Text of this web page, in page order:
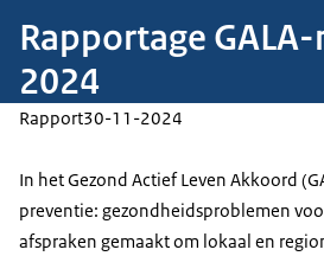
Rapportage
2024
Rapport30-11-2024
In het Gezond Actief Leven Akkoord
preventie: gezondheidsproblemen
afspraken gemaakt om lokaal en